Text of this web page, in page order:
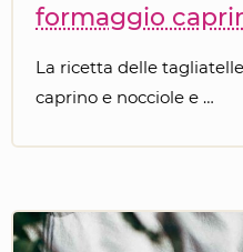
formaggio
La ricetta delle
caprino e nocciole e …